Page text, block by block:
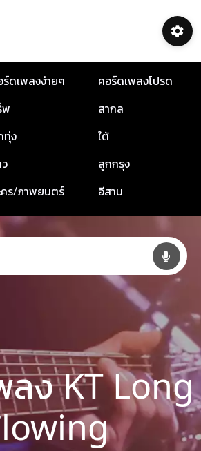
ร์ดเพลงง่ายๆ
คอร์ดเพลงโปรด
พ
สากล
ทุ่ง
ใต้
ลูกกรุง
คร/ภาพยนตร์ อีสาน
ลง KT Long